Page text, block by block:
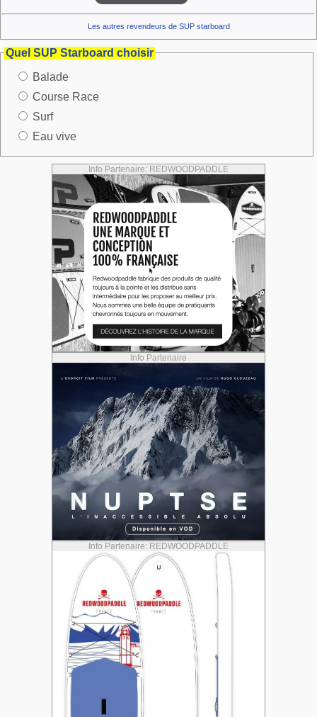
Les autres revendeurs de SUP starboard
Quel SUP Starboard choisir
Balade
Course Race
Surf
Eau vive
Info Partenaire: REDWOODPADDLE
Info Partenaire
Info Partenaire: REDWOODPADDLE